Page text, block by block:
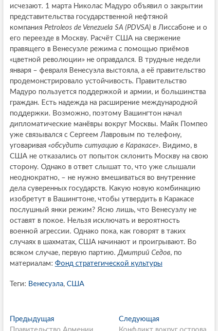
исчезают. 1 марта Николас Мадуро объявил о закрытии
представительства государственной нефтяной
компания Petroleos de Venezuela SA (PDVSA)в Лиссабоне и о
его переезде в Москву. Расчёт США на свержение
правящего в Венесуэле режима с помощью приёмов
«цветной революции» не оправдался. В трудные недели
января – февраля Венесуэла выстояла, а её правительство
продемонстрировало устойчивость. Правительство
Мадуро пользуется поддержкой и армии, и большинства
граждан. Есть надежда на расширение международной
поддержки. Возможно, поэтому Вашингтон начал
дипломатические манёвры вокруг Москвы. Майк Помпео
уже связывался с Сергеем Лавровым по телефону,
уговаривая «обсудить ситуацию в Каракасе». Видимо, в
США не отказались от попыток склонить Москву на свою
сторону. Однако в ответ слышат то, что уже слышали
неоднократно, – не нужно вмешиваться во внутренние
дела суверенных государств. Какую новую комбинацию
изобретут в Вашингтоне, чтобы утвердить в Каракасе
послушный янки режим? Ясно лишь, что Венесуэлу не
оставят в покое. Нельзя исключать и вероятность
военной агрессии. Однако пока, как говорят в таких
случаях в шахматах, США начинают и проигрывают. Во
всяком случае, первую партию.Дмитрий Седов, по
материалам: Фонд стратегической культуры
Теги: Венесуэла, США
PПредыдущаяП
Следующая